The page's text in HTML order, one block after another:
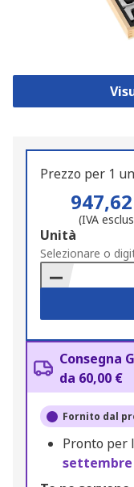
Prezzo per 1
(IVA
Add
to
Basket
Unità
Selezionare o
Consegna
da 60,00 €
Fornito dal
Pronto per
settembre